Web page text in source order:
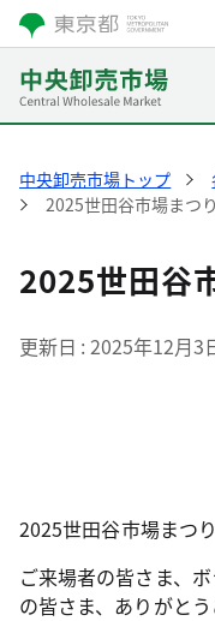
中央卸売市場トップ
2025世田谷市場まつ
2025世田谷
更新日 2025年12月3
2025世田谷市場まつ
ご来場者の皆さま、
の皆さま、ありがとう